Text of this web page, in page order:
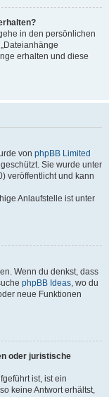
in den persönlichen
erhalten und diese
von phpBB Limited
Sie wurde unter
veröffentlicht und kann
Anlaufstelle ist unter
Wenn du denkst, dass
phpBB Ideas, wo du
neue Funktionen
oder juristische
ist, ist ein
keine Antwort erhältst,